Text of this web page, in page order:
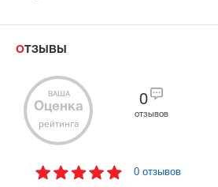
ОТЗЫВЫ
ВАША
Оценка
рейтинга
0
отзывов
0 отзывов